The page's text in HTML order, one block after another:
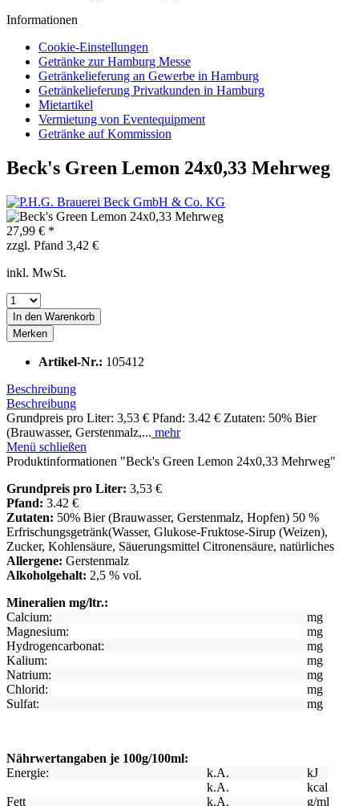
Informationen
Cookie-Einstellungen
Getränke zur Hamburg Messe
Getränkelieferung an Gewerbe in Hamburg
Getränkelieferung Privatkunden in Hamburg
Mietartikel
Vermietung von Eventequipment
Getränke auf Kommission
Beck's Green Lemon 24x0,33 Mehrweg
27,99 € *
zzgl. Pfand 3,42 €
inkl. MwSt.
In den Warenkorb
Merken
Artikel-Nr.: 105412
Beschreibung
Beschreibung
Grundpreis pro Liter: 3,53 € Pfand: 3.42 € Zutaten: 50% Bier
(Brauwasser, Gerstenmalz,... mehr
Menü schließen
Produktinformationen "Beck's Green Lemon 24x0,33 Mehrweg"
Grundpreis pro Liter: 3,53 €
Pfand: 3.42 €
Zutaten: 50% Bier (Brauwasser, Gerstenmalz, Hopfen) 50 %
Erfrischungsgetränk(Wasser, Glukose-Fruktose-Sirup (Weizen),
Zucker, Kohlensäure, Säuerungsmittel Citronensäure, natürliches
Allergene: Gerstenmalz
Alkoholgehalt: 2,5 % vol.
Mineralien mg/ltr.:
Calcium:
mg
Magnesium:
mg
Hydrogencarbonat:
mg
Kalium:
mg
Natrium:
mg
Chlorid:
mg
Sulfat:
mg
Nährwertangaben je 100g/100ml:
Energie:
k.A.
kJ
k.A.
kcal
Fett
k.A. g/ml